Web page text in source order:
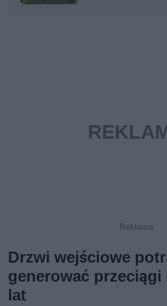
Drzwi wejściowe
generować przeciągi
lat